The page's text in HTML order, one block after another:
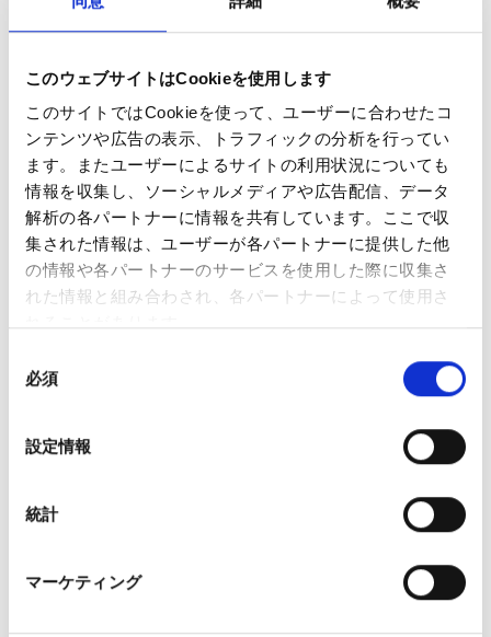
このウェブサイトはCookieを使用します
このサイトではCookieを使って、ユーザーに合わせたコ
ンテンツや広告の表示、トラフィックの分析を行ってい
ます。またユーザーによるサイトの利用状況についても
情報を収集し、ソーシャルメディアや広告配信、データ
解析の各パートナーに情報を共有しています。ここで収
集された情報は、ユーザーが各パートナーに提供した他
の情報や各パートナーのサービスを使用した際に収集さ
れた情報と組み合わされ、各パートナーによって使用さ
必須
設定情報
統計
マーケティング
Ezee Next バッテリー × 1
USB-C ケーブル × 1
ポッド2個入りパック × 1（ メンソールフレーバー／ニ
コチン濃度 0mg/ml）
仕様
製品名：Ezee Next Menthol 0mg
製造者：Ezee Trading ApS
タイプ：使い捨て・再充填不可のベイプポッド。ポッ
テクノロジー：セラミックコイル採用。よりスムーズ
リキッド容量：2ml
成分：プロピレングリコール（PG）、植物性グリセリ
ン（VG）、香料
ル：861633）